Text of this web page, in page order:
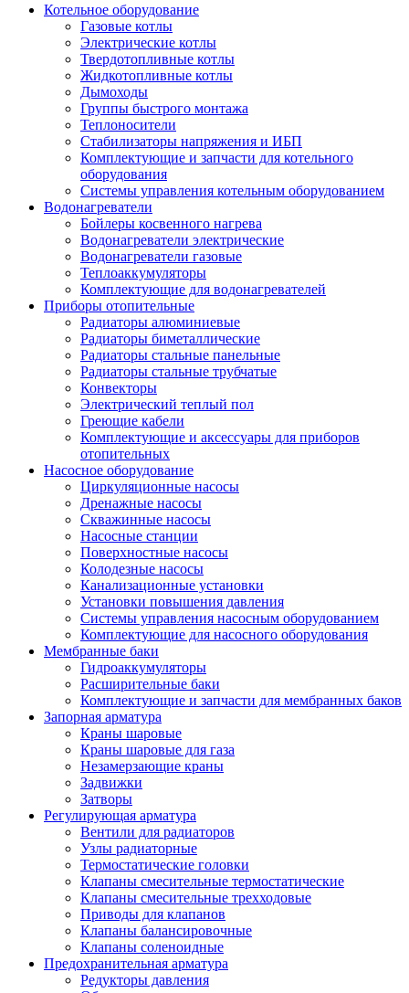
Котельное оборудование
Газовые котлы
Электрические котлы
Твердотопливные котлы
Жидкотопливные котлы
Дымоходы
Группы быстрого монтажа
Теплоносители
Стабилизаторы напряжения и ИБП
Комплектующие и запчасти для котельного
оборудования
Системы управления котельным оборудованием
Водонагреватели
Бойлеры косвенного нагрева
Водонагреватели электрические
Водонагреватели газовые
Теплоаккумуляторы
Комплектующие для водонагревателей
Приборы отопительные
Радиаторы алюминиевые
Радиаторы биметаллические
Радиаторы стальные панельные
Радиаторы стальные трубчатые
Конвекторы
Электрический теплый пол
Греющие кабели
Комплектующие и аксессуары для приборов
отопительных
Насосное оборудование
Циркуляционные насосы
Дренажные насосы
Скважинные насосы
Насосные станции
Поверхностные насосы
Колодезные насосы
Канализационные установки
Установки повышения давления
Системы управления насосным оборудованием
Комплектующие для насосного оборудования
Мембранные баки
Гидроаккумуляторы
Расширительные баки
Комплектующие и запчасти для мембранных баков
Запорная арматура
Краны шаровые
Краны шаровые для газа
Незамерзающие краны
Задвижки
Затворы
Регулирующая арматура
Вентили для радиаторов
Узлы радиаторные
Термостатические головки
Клапаны смесительные термостатические
Клапаны смесительные трехходовые
Приводы для клапанов
Клапаны балансировочные
Клапаны соленоидные
Предохранительная арматура
Редукторы давления